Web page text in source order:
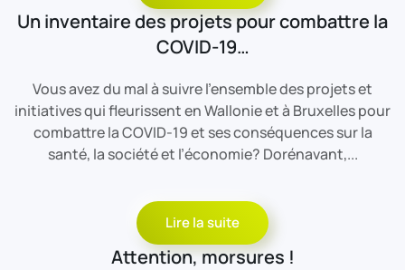
Un inventaire des projets pour combattre la
COVID-19…
Vous avez du mal à suivre l’ensemble des projets et
initiatives qui fleurissent en Wallonie et à Bruxelles pour
combattre la COVID-19 et ses conséquences sur la
santé, la société et l’économie? Dorénavant,...
Lire la suite
Attention, morsures !